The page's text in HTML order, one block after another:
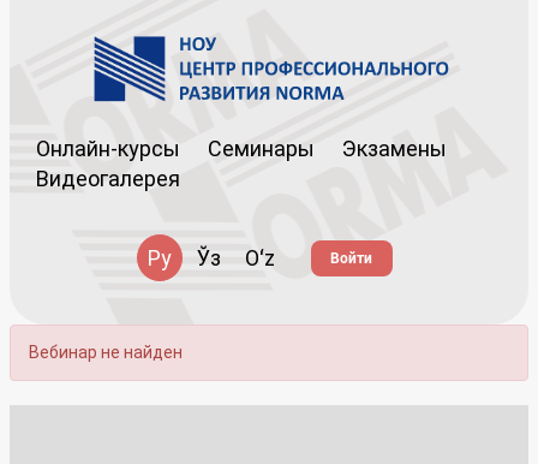
Онлайн-курсы Семинары
Экзамены
Видеогалерея
Ру Ўз Oʻz Войти
Вебинар не найден